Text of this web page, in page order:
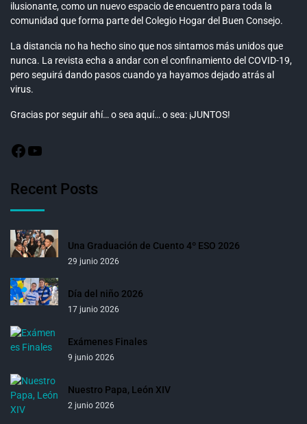
ilusionante, como un nuevo espacio de encuentro para toda la
comunidad que forma parte del Colegio Hogar del Buen Consejo.
La distancia no ha hecho sino que nos sintamos más unidos que
nunca. La revista echa a andar con el confinamiento del COVID-19,
pero seguirá dando pasos cuando ya hayamos dejado atrás al
virus.
Gracias por seguir ahí… o sea aquí… o sea: ¡JUNTOS!
Recent Posts
Una Graduación de Cuento 4º ESO 2026
29 junio 2026
Día del niño 2026
17 junio 2026
Exámenes Finales
9 junio 2026
Nuestro Papa, León XIV
2 junio 2026